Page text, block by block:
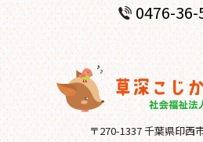
0476-36-
〒270-1337 千葉県印西